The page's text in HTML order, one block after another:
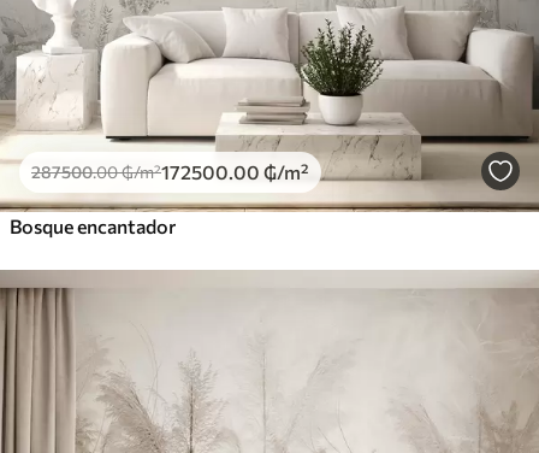
287500.00₲/m²172500 .00 ₲/m²
Bosque encantador